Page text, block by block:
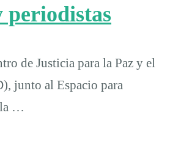
periodistas
de Justicia para la Paz y el
junto al Espacio para
la …